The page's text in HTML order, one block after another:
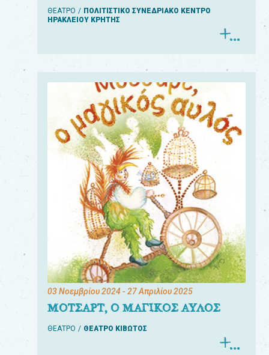
ΘΕΑΤΡΟ
ΠΟΛΙΤΙΣΤΙΚΟ ΣΥΝΕΔΡΙΑΚΟ ΚΕΝΤΡΟ
ΗΡΑΚΛΕΙΟΥ ΚΡΗΤΗΣ
03 Νοεμβρίου 2024- 27 Απριλίου 2025
ΜΟΤΣΑΡΤ, Ο ΜΑΓΙΚΟΣ ΑΥΛΟΣ
ΘΕΑΤΡΟ ΘΕΑΤΡΟ ΚΙΒΩΤΟΣ